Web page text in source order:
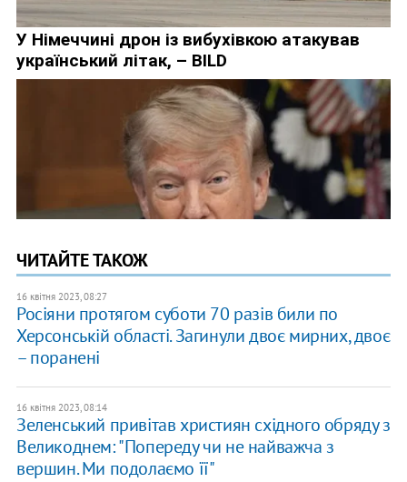
ЧИТАЙТЕ ТАКОЖ
16 квітня 2023, 08:27
Росіяни протягом суботи 70 разів били по
Херсонській області. Загинули двоє мирних, двоє
– поранені
16 квітня 2023, 08:14
Зеленський привітав християн східного обряду з
Великоднем: "Попереду чи не найважча з
вершин. Ми подолаємо її"